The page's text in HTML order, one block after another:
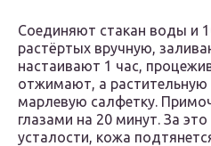
Соединяют стакан воды и
растёртых вручную,
настаивают 1 час,
отжимают, а растительную
марлевую салфетку.
глазами на 20 минут. За
усталости, кожа